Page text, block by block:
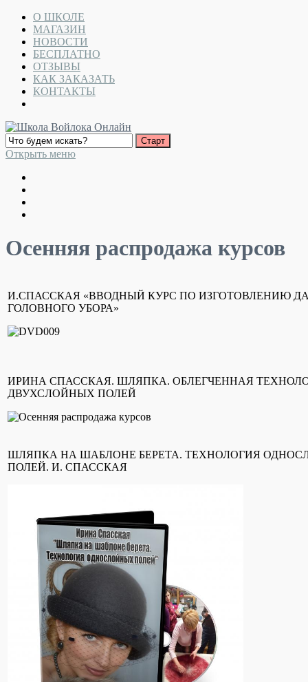
О ШКОЛЕ
МАГАЗИН
НОВОСТИ
БЕСПЛАТНО
ОТЗЫВЫ
КАК ЗАКАЗАТЬ
КОНТАКТЫ
Открыть меню
Осенняя распродажа курсов
И.СПАССКАЯ «ВВОДНЫЙ КУРС ПО ИЗГОТОВЛЕНИЮ
ГОЛОВНОГО УБОРА»
ИРИНА СПАССКАЯ. ШЛЯПКА. ОБЛЕГЧЕННАЯ
ДВУХСЛОЙНЫХ ПОЛЕЙ
ШЛЯПКА НА ШАБЛОНЕ БЕРЕТА. ТЕХНОЛОГИЯ
ПОЛЕЙ. И. СПАССКАЯ